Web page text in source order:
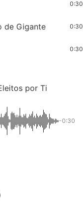
0:30
de Gigante 0:30
0:30
por Ti
-0:30